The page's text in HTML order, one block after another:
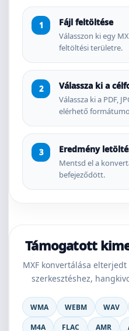
Fájl feltöltése
Válasszon ki egy
feltöltési területre.
Válassza ki a
Válassza ki a PDF,
elérhető
Eredmény
Mentsd el a
befejeződött.
Támogatott
MXF konvertálása
szerkesztéshez,
WMA WEBM WAV
M4A
FLAC AMR